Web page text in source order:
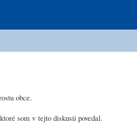
obce.
som v tejto diskusii povedal.